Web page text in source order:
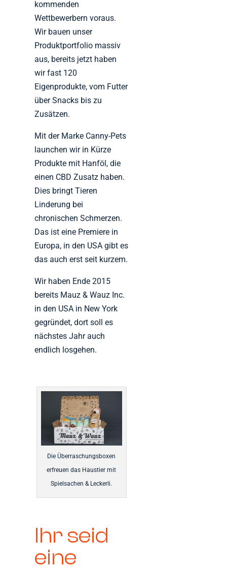
kommenden
Wettbewerbern voraus.
Wir bauen unser
Produktportfolio massiv
aus, bereits jetzt haben
wir fast 120
Eigenprodukte, vom Futter
über Snacks bis zu
Zusätzen.
Mit der Marke Canny-Pets
launchen wir in Kürze
Produkte mit Hanföl, die
einen CBD Zusatz haben.
Dies bringt Tieren
Linderung bei
chronischen Schmerzen.
Das ist eine Premiere in
Europa, in den USA gibt es
das auch erst seit kurzem.
Wir haben Ende 2015
bereits Mauz & Wauz Inc.
in den USA in New York
gegründet, dort soll es
nächstes Jahr auch
endlich losgehen.
Die Überraschungsboxen
erfreuen das Haustier mit
Spielsachen & Leckerli.
Ihr seid
eine